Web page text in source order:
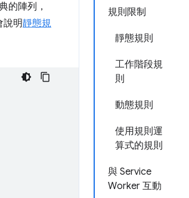
規則限制
靜態規則
工作階段規
則
動態規則
使用規則運
算式的規則
與 Service
Worker 互動
的陣列，
說明靜態規